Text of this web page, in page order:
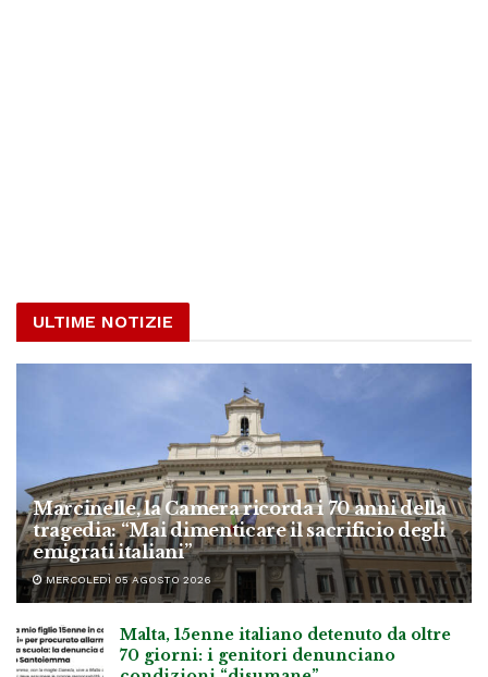
ULTIME NOTIZIE
Marcinelle, la Camera ricorda i 70 anni della
tragedia: “Mai dimenticare il sacrificio degli
emigrati italiani”
MERCOLEDÌ 05 AGOSTO 2026
Malta, 15enne italiano detenuto da oltre
70 giorni: i genitori denunciano